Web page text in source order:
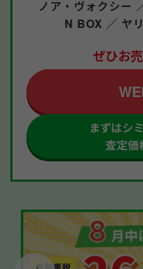
ノア・ヴォクシー
N BOX ／ ヤ
ぜひお
まずはシ
査定価